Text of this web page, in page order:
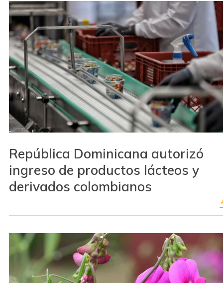
República Dominicana autorizó
ingreso de productos lácteos y
derivados colombianos